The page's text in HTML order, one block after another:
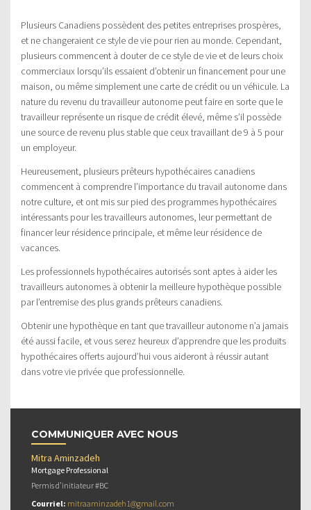
Plusieurs Canadiens possèdent des petites entreprises prospères,
et ne changeraient ce style de vie pour rien au monde. Cependant,
plusieurs commencent à douter de ce style de vie et de leurs choix
commerciaux lorsqu’ils essaient d’obtenir un financement pour une
maison, ou même simplement une carte de crédit ou un véhicule. La
nature du revenu du travailleur autonome peut faire en sorte que le
travailleur représente un risque de crédit élevé, même s’il possède
une source de revenu plus stable que ceux travaillant de 9 à 5 pour
un employeur.
Heureusement, plusieurs prêteurs hypothécaires canadiens
commencent à comprendre l’importance du travail autonome dans
notre culture, et ont mis sur pied des programmes hypothécaires
intéressants pour les travailleurs autonomes, leur permettant de
financer leur résidence principale, et même leur résidence de
vacances.
Les professionnels hypothécaires autorisés sont aptes à aider les
travailleurs autonomes à obtenir la meilleure hypothèque possible
par l’entremise des plus grands prêteurs canadiens.
Obtenir une hypothèque en tant que travailleur autonome n’a jamais
été aussi facile, et vous serez heureux d’apprendre que les produits
hypothécaires offerts aujourd’hui vous aideront à réussir autant
dans votre vie privée que professionnelle.
COMMUNIQUER AVEC NOUS
Mitra Aminzadeh
Mortgage Professional
Permis d’initiateur #BC
Courriel: mitraaminzadeh1@gmail.com